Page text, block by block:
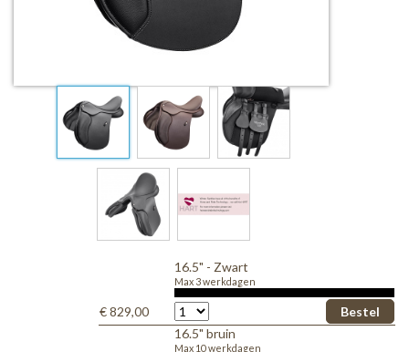
16.5" - Zwart
Max 3 werkdagen
€ 829,00
16.5" bruin
Max 10 werkdagen